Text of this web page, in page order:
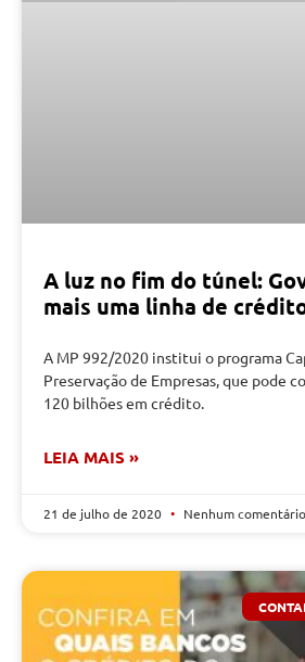
A luz no fim do túnel:
mais uma linha de
A MP 992/2020 institui o programa
Preservação de Empresas, que pode
120 bilhões em crédito.
LEIA MAIS »
21 de julho de 2020 Nenhum comentário